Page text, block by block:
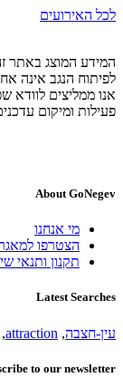
לכל האירועים
המידע המוצג באתר
לפיתוח הנגב אינה
אנו ממליצים לוודא
פעילות ומיקום
About GoNegev
מי אנחנו
הצטרפו
תקנון ותנאי
Latest Searches
עין-חצבה,
attraction
,
to our newsletter